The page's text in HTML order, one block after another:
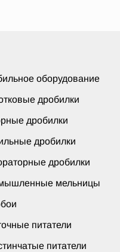
оборудование
дробилки
дробилки
дробилки
дробилки
мельницы
питатели
питатели